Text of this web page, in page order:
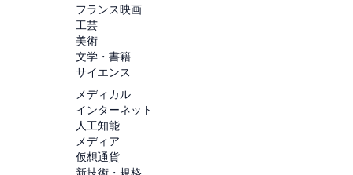
フランス映画
工芸
美術
文学・書籍
サイエンス
メディカル
インターネット
人工知能
メディア
仮想通貨